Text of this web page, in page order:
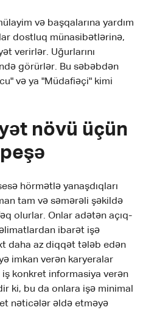
və başqalarına yardım
dostluq münasibətlərinə,
verirlər. Uğurlarını
görürlər. Bu səbəbdən
və ya "Müdafiəçi" kimi
növü üçün
hörmətlə yanaşdıqları
tam və səmərəli şəkildə
olurlar. Onlar adətən açıq-
ibarət işə
daha az diqqət tələb edən
imkan verən karyeralar
konkret informasiya verən
ki, bu da onlara işə minimal
nəticələr əldə etməyə